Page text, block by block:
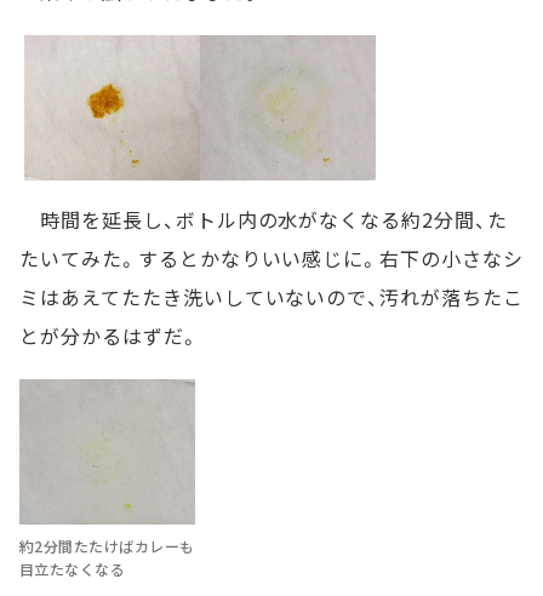
時間を延長し、ボトル内の水がなくなる約2分間、た
たいてみた。するとかなりいい感じに。右下の小さなシ
ミはあえてたたき洗いしていないので、汚れが落ちたこ
とが分かるはずだ。
約2分間たたけばカレーも
目立たなくなる